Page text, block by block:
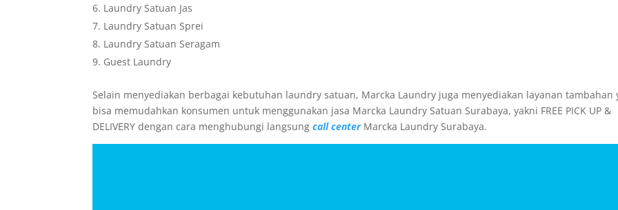
Laundry Satuan Jas
Laundry Satuan Sprei
Laundry Satuan Seragam
Guest Laundry
Selain menyediakan berbagai kebutuhan laundry satuan, Marcka Laundry juga menyediakan layanan tambahan
bisa memudahkan konsumen untuk menggunakan jasa Marcka Laundry Satuan Surabaya, yakni FREE PICK UP &
DELIVERY dengan cara menghubungi langsungcall center Marcka Laundry Surabaya.